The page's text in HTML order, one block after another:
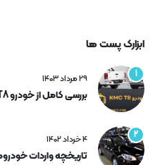
ابزارک پست ها
1 29 مرداد 1403
بررسی کامل از خودرو KMC T8
2 4 خرداد 1402
تاریخچه واردات